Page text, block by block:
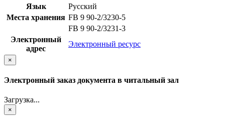
Язык
Русский
Места хранения FB 9 90-2/3230-5
FB 9 90-2/3231-3
Электронный
адрес
Электронный ресурс
×
Электронный заказ документа в читальный зал
Загрузка...
×